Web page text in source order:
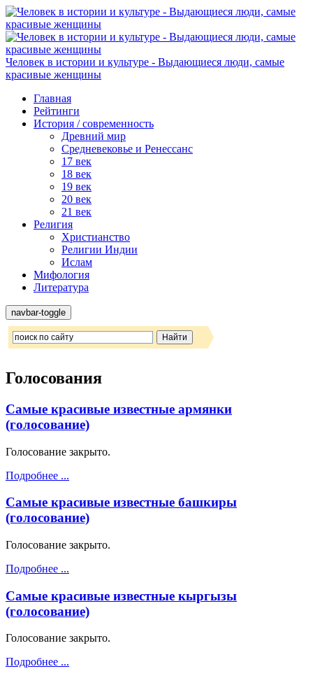
Человек в истории и культуре - Выдающиеся люди, самые
красивые женщины
Главная
Рейтинги
История / современность
Древний мир
Средневековье и Ренессанс
17 век
18 век
19 век
20 век
21 век
Религия
Христианство
Религии Индии
Ислам
Мифология
Литература
navbar-toggle
Голосования
Самые красивые известные армянки
(голосование)
Голосование закрыто.
Подробнее ...
Самые красивые известные башкиры
(голосование)
Голосование закрыто.
Подробнее ...
Самые красивые известные кыргызы
(голосование)
Голосование закрыто.
Подробнее ...